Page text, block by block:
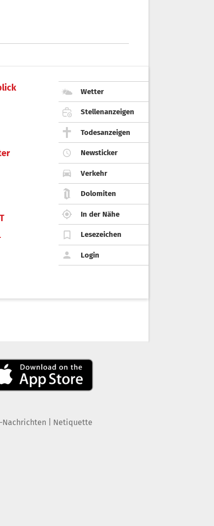
Wetter
Stellenanzeigen
Todesanzeigen
Newsticker
Verkehr
Dolomiten
In der Nähe
Lesezeichen
Login
Nachrichten Netiquette